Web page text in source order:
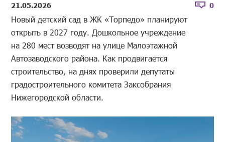
21.05.2026
0
Новый детский сад в ЖК «Торпедо» планируют
открыть в 2027 году. Дошкольное учреждение
на 280 мест возводят на улице Малоэтажной
Автозаводского района. Как продвигается
строительство, на днях проверили депутаты
градостроительного комитета Заксобрания
Нижегородской области.